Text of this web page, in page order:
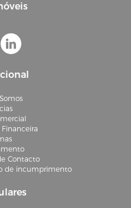
Contacto
de incumprimento